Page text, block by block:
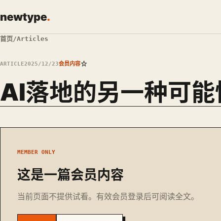
newtype.
首页/Articles
ARTICLE2025/12/23会员内容☆
AI落地的另一种可能
MEMBER ONLY
这是一篇会员内容
当前页面不提供试看。有效会员登录后可阅读全文。